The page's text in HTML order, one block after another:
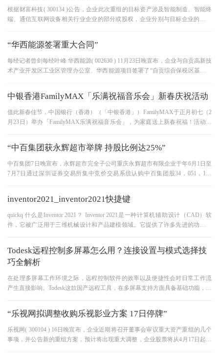
根据财富科技( 300134 )公告，企业此次重组的目标资产涉及智能制造、智能终
端、通信互联网设备相关行业企业的部分或股权，企业分别与目标企业的实际
“华西能源签署重大合同”
每经记者曾剑每经叶峰 华西能源( 002630 ) 11月23日晚宣布，企业与自贡高新技
术产业开发区工业区管理办公室、华西能源项目签署了“自贡综合保税区基础设
中银香港FamilyMAX「乐满祝福音乐会」新春庆祝活动
值此新春佳节，中国银行（香港）（「中银香港」）FamilyMAX于正月初七（2
月23日）举办「FamilyMAX乐满祝福音乐会」，为家庭送上新春祝福！活动邀
“中百集团获永辉超市举牌 持股比例达25%”
中百集团7日晚宣布，永辉超市完全子公司重庆永辉超市有限企业于年6月1日至
7月7日通过深圳证券交易所集中竞价交易系统认购中百集团股34，051，143
inventor2021_inventor2021快捷键
quickq 什么是Inventor 2021？ Inventor 2021是一种计算机辅助设计（CAD）软
件，它被广泛用于三维机械设计和产品建模领域。它提供了许多先进的功能和
Todesk远程控制多屏幕怎么用？连接设置与模式选择技
巧全解析
在处理多屏幕工作环境之际，远程控制软件的效率以及便捷性会对日常工作流
产生直接影响。Todesk这款国产远程工具，在多屏幕支持方面具备基础功能，然
“乐视网拟调整收购乐视影业方案 17日停牌”
乐视网( 300104 ) 16日晚宣布，企业近期将召开董事会审议重大资产重组的几个
事项，并公告新的重组方案，预计将出现重大调整，企业股票将从4月17日起停